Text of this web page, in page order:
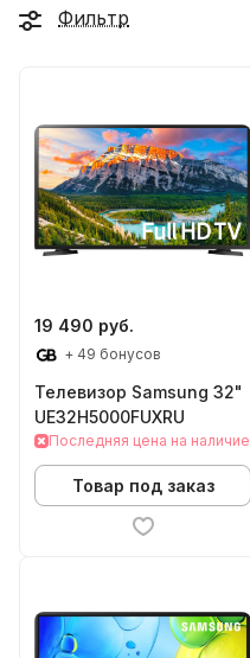
Фильтр
19 490 руб.
+ 49 бонусов
Телевизор Samsung 32"
UE32H5000FUXRU
Последняя цена на наличие
Товар под заказ